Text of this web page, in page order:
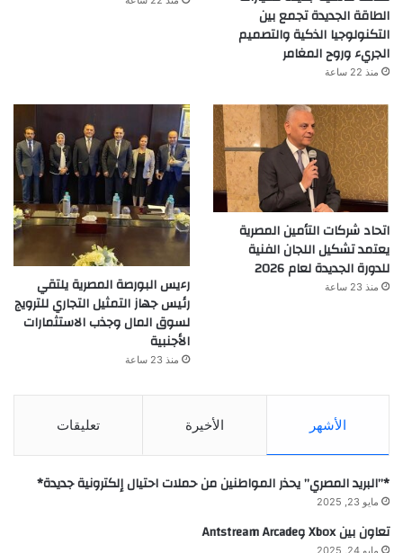
الطاقة الجديدة تجمع بين
التكنولوجيا الذكية والتصميم
الجريء وروح المغامر
منذ 22 ساعة
اتحاد شركات التأمين المصرية
يعتمد تشكيل اللجان الفنية
للدورة الجديدة لعام 2026
منذ 23 ساعة
رءيس البورصة المصرية يلتقي
رئيس جهاز التمثيل التجاري للترويج
لسوق المال وجذب الاستثمارات
الأجنبية
منذ 23 ساعة
الأشهر الأخيرة تعليقات
*”البريد المصري” يحذر المواطنين من حملات احتيال إلكترونية جديدة*
مايو 23, 2025
تعاون بين Xbox وAntstream Arcade
مايو 24, 2025